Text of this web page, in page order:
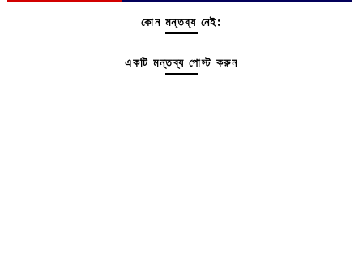
কোন মন্তব্য নেই:
একটি মন্তব্য পোস্ট করুন